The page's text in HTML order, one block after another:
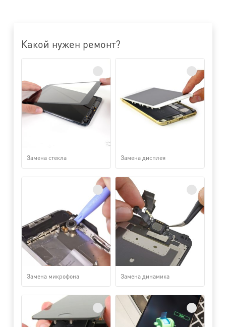
Какой нужен ремонт?
Замена стекла Замена дисплея
Замена микрофона Замена динамика